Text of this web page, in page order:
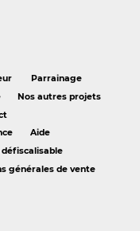
Parrainage
Nos autres projets
Aide
défiscalisable
générales de vente